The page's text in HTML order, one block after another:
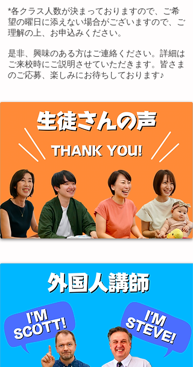
*各クラス人数が決まっておりますので、ご希
望の曜日に添えない場合がございますので、ご
理解の上、お申込みください。
是非、興味のある方はご連絡ください。詳細は
ご来校時にご説明させていただきます。皆さま
のご応募、楽しみにお待ちしております♪